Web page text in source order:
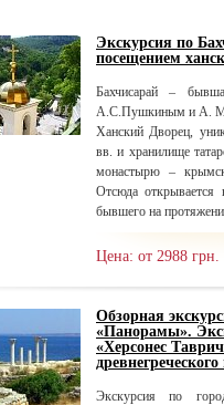
Экскурсия по
посещением
Бахчисарай –
А.С.Пушкиным и А.
Ханский Дворец,
вв. и хранилище
монастырю –
Отсюда открывается
бывшего на
Цена: от 2988 грн.
Обзорная
«Панорамы».
«Херсонес
древнегреческого
Экскурсия по